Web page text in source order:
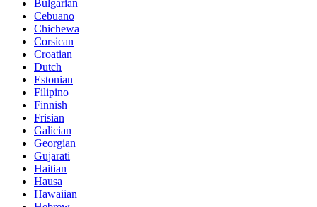
Bulgarian
Cebuano
Chichewa
Corsican
Croatian
Dutch
Estonian
Filipino
Finnish
Frisian
Galician
Georgian
Gujarati
Haitian
Hausa
Hawaiian